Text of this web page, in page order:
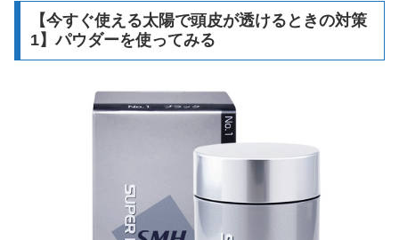
【今すぐ使える太陽で頭皮が透けるときの対策
1】パウダーを使ってみる